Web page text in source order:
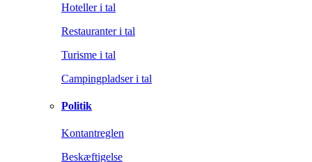
Hoteller i tal
Restauranter i tal
Turisme i tal
Campingpladser i tal
Politik
Kontantreglen
Beskæftigelse